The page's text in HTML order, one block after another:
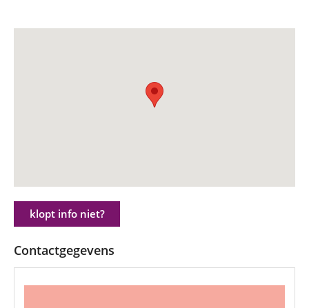
klopt info niet?
Contactgegevens